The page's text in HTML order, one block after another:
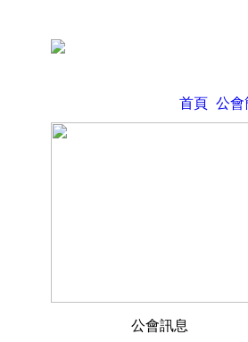
首頁 公會
公會訊息